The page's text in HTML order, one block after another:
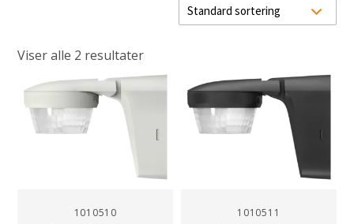
Viser alle 2 resultater
1010510 1010511